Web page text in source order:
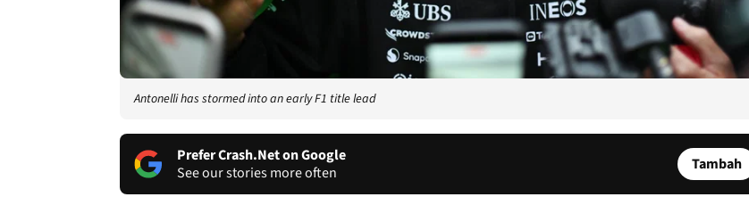
Antonelli has stormed into an early F1 title lead
Prefer Crash.Net on Google
See our stories more often
Tambah